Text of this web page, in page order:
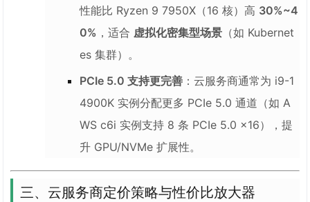
性能比 Ryzen 9 7950X（16 核）高 30%~4
0% ，适合 虚拟化密集型场景 （如 Kubernet
es 集群）。
PCIe 5.0 支持更完善 ：云服务商通常为 i9-1
4900K 实例分配更多 PCIe 5.0 通道（如 A
WS c6i 实例支持 8 条 PCIe 5.0 x16），提
升 GPU/NVMe 扩展性。
三、云服务商定价策略与性价比放大器